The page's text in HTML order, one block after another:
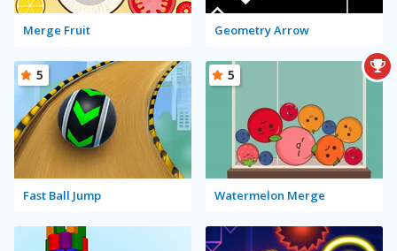
Merge Fruit Geometry Arrow
Fast Ball Jump
5
Watermelon Merge
5